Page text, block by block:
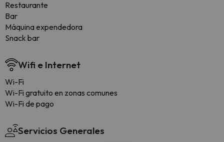
Restaurante
Bar
Máquina expendedora
Snack bar
Wifi e Internet
Wi-Fi
Wi-Fi gratuito en zonas comunes
Wi-Fi de pago
Servicios Generales